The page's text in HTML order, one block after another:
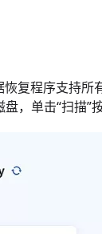
复程序支持所
，单击“扫描”按